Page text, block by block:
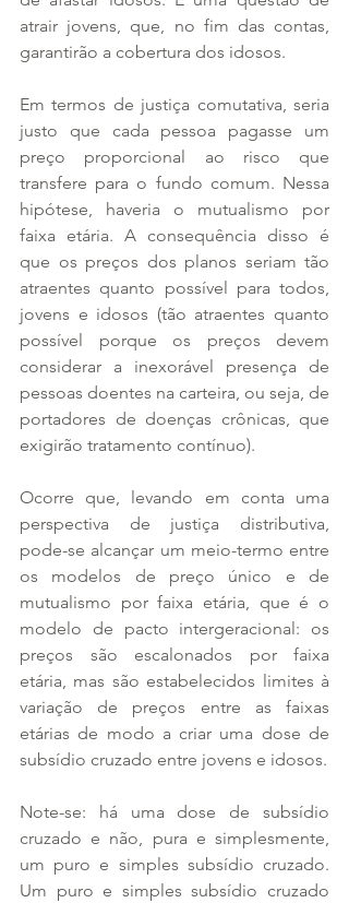
atrair jovens, que, no fim das contas,
garantirão a cobertura dos idosos.
Em termos de justiça comutativa, seria
justo que cada pessoa pagasse um
preço proporcional ao risco que
transfere para o fundo comum. Nessa
hipótese, haveria o mutualismo por
faixa etária. A consequência disso é
que os preços dos planos seriam tão
atraentes quanto possível para todos,
jovens e idosos (tão atraentes quanto
possível porque os preços devem
considerar a inexorável presença de
pessoas doentes na carteira, ou seja, de
portadores de doenças crônicas, que
exigirão tratamento contínuo).
Ocorre que, levando em conta uma
perspectiva de justiça distributiva,
pode-se alcançar um meio-termo entre
os modelos de preço único e de
mutualismo por faixa etária, que é o
modelo de pacto intergeracional: os
preços são escalonados por faixa
etária, mas são estabelecidos limites à
variação de preços entre as faixas
etárias de modo a criar uma dose de
subsídio cruzado entre jovens e idosos.
Note-se: há uma dose de subsídio
cruzado e não, pura e simplesmente,
um puro e simples subsídio cruzado.
Um puro e simples subsídio cruzado